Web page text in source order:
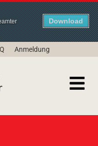
Download
Anmeldung